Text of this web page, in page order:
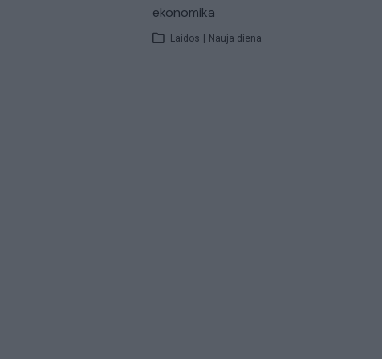
ekonomika
Laidos | Nauja diena